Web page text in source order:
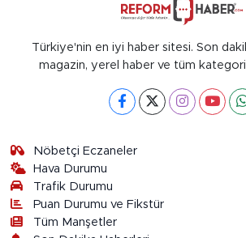
Türkiye'nin en iyi haber sitesi. Son
magazin, yerel haber ve tüm
Nöbetçi Eczaneler
Hava Durumu
Trafik Durumu
Puan Durumu ve Fikstür
Tüm Manşetler